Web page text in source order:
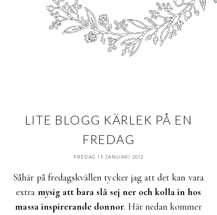
LITE BLOGG KÄRLEK PÅ EN
FREDAG
FREDAG 13 JANUARI 2012
Såhär på fredagskvällen tycker jag att det kan vara
extra mysig att bara slå sej ner och kolla in hos
massa inspirerande donnor. Här nedan kommer